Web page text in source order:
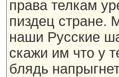
права телкам
пиздец стране.
наши Русские
скажи им что у
блядь